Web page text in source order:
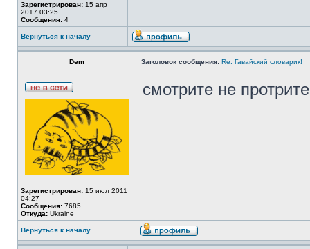
Зарегистрирован: 15 апр
2017 03:25
Сообщения: 4
Вернуться к началу
Dem Заголовок сообщения: Re: Гавайский словарик!
Зарегистрирован: 15 июл 2011
04:27
Сообщения: 7685
Откуда: Ukraine
смотрите не
Вернуться к началу